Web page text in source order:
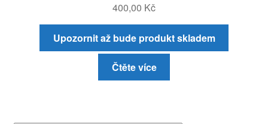
400,00 Kč
Upozornit až bude produkt skladem
Čtěte více